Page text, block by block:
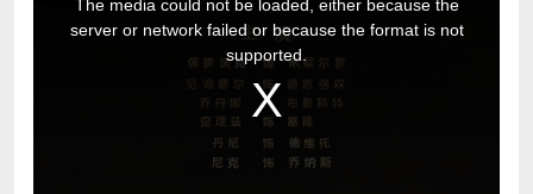
The media could not be loaded, either because the
server or network failed or because the format is not
supported.